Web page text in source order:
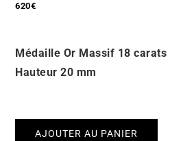
620€
Médaille Or Massif 18 carats
Hauteur 20 mm
AJOUTER AU PANIER